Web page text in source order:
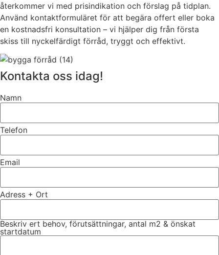
återkommer vi med prisindikation och förslag på tidplan.
Använd kontaktformuläret för att begära offert eller boka
en kostnadsfri konsultation – vi hjälper dig från första
skiss till nyckelfärdigt förråd, tryggt och effektivt.
Kontakta oss idag!
Namn
Telefon
Email
Adress + Ort
Beskriv ert behov, förutsättningar, antal m2 & önskat
startdatum